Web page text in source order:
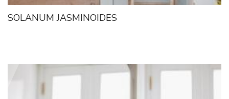
SOLANUM JASMINOIDES